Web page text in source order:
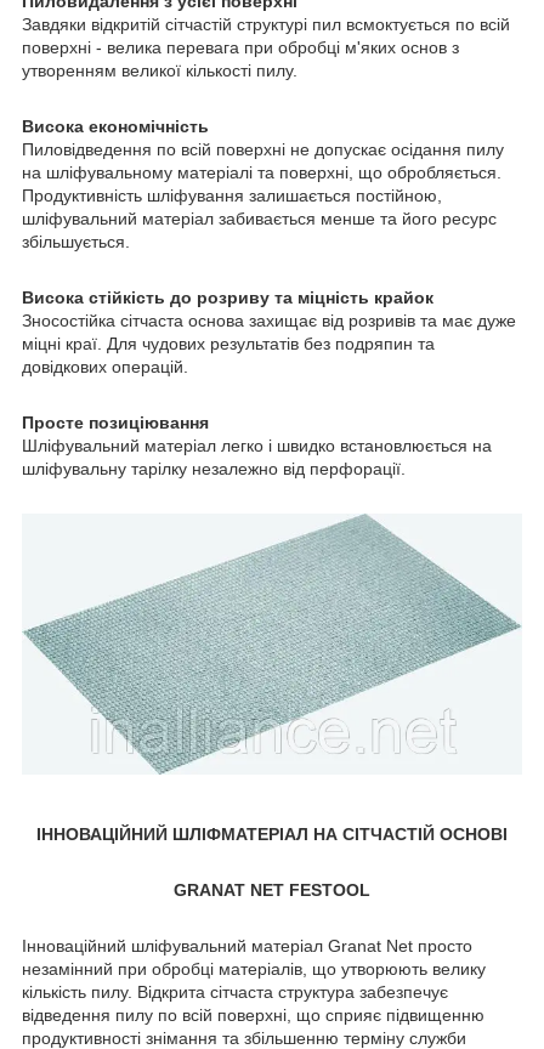
Завдяки відкритій сітчастій структурі пил всмоктується по всій
поверхні - велика перевага при обробці м'яких основ з
утворенням великої кількості пилу.
Висока економічність
Пиловідведення по всій поверхні не допускає осідання пилу
на шліфувальному матеріалі та поверхні, що обробляється.
Продуктивність шліфування залишається постійною,
шліфувальний матеріал забивається менше та його ресурс
збільшується.
Висока стійкість до розриву та міцність крайок
Зносостійка сітчаста основа захищає від розривів та має дуже
міцні краї. Для чудових результатів без подряпин та
довідкових операцій.
Просте позиціювання
Шліфувальний матеріал легко і швидко встановлюється на
шліфувальну тарілку незалежно від перфорації.
ІННОВАЦІЙНИЙ ШЛІФМАТЕРІАЛ НА СІТЧАСТІЙ ОСНОВІ
GRANAT NET FESTOOL
Інноваційний шліфувальний матеріал Granat Net просто
незамінний при обробці матеріалів, що утворюють велику
кількість пилу. Відкрита сітчаста структура забезпечує
відведення пилу по всій поверхні, що сприяє підвищенню
продуктивності знімання та збільшенню терміну служби